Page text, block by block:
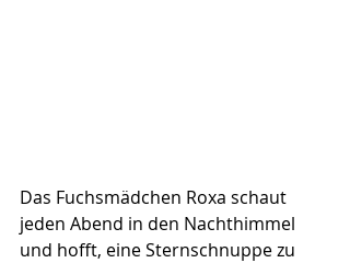
Das Fuchsmädchen Roxa schaut
jeden Abend in den Nachthimmel
und hofft, eine Sternschnuppe zu